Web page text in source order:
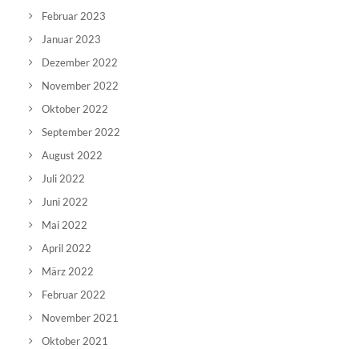
Februar 2023
Januar 2023
Dezember 2022
November 2022
Oktober 2022
September 2022
August 2022
Juli 2022
Juni 2022
Mai 2022
April 2022
März 2022
Februar 2022
November 2021
Oktober 2021